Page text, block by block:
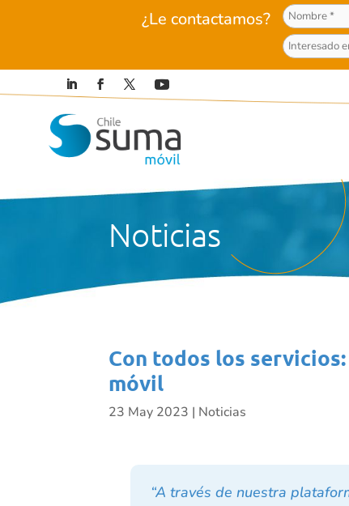
¿Le contactamos?
Noticias
Con todos los
móvil
23 May 2023 | Noticias
“A través de nuestra